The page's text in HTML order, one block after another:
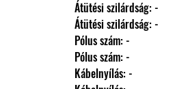
                Átütési szilárdság: -
                Átütési szilárdság: -
                Pólus szám: -
                Pólus szám: -
                Kábelnyílás: -